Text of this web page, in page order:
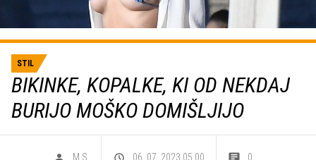
STIL
BIKINKE, KOPALKE, KI OD NEKDAJ
BURIJO MOŠKO DOMIŠLJIJO
M.S. 06. 07. 2023 05.00 0